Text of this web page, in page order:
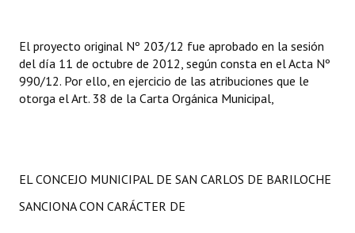
El proyecto original Nº 203/12 fue aprobado en la sesión
del día 11 de octubre de 2012, según consta en el Acta Nº
990/12. Por ello, en ejercicio de las atribuciones que le
otorga el Art. 38 de la Carta Orgánica Municipal,
EL CONCEJO MUNICIPAL DE SAN CARLOS DE BARILOCHE
SANCIONA CON CARÁCTER DE